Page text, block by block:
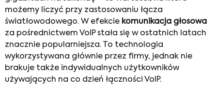
możemy liczyć przy zastosowaniu łącza
światłowodowego. W efekcie komunikacja głosowa
za pośrednictwem VoIP stała się w ostatnich latach
znacznie popularniejsza. To technologia
wykorzystywana głównie przez firmy, jednak nie
brakuje także indywidualnych użytkowników
używających na co dzień łączności VoIP.